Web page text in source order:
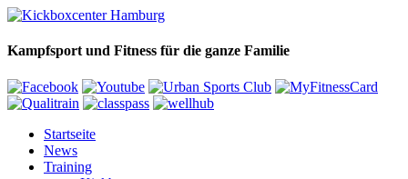
Kampfsport und Fitness für die ganze Familie
Startseite
News
Training